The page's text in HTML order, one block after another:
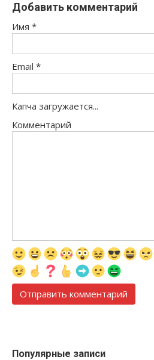
Добавить комментарий
Имя *
Email *
Капча загружается...
Комментарий
Популярные записи